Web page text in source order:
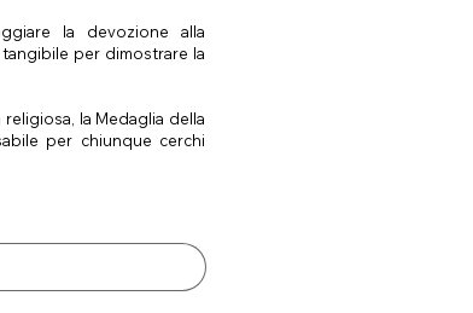
la devozione alla
per dimostrare la
religiosa, la Medaglia della
per chiunque cerchi